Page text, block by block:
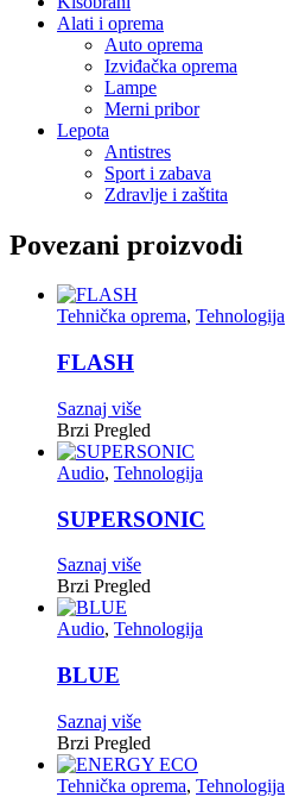
Alati i oprema
Auto oprema
Izviđačka oprema
Lampe
Merni pribor
Lepota
Antistres
Sport i zabava
Zdravlje i zaštita
Povezani proizvodi
Tehnička oprema, Tehnologija
FLASH
Saznaj više
Brzi Pregled
Audio, Tehnologija
SUPERSONIC
Saznaj više
Brzi Pregled
Audio, Tehnologija
BLUE
Saznaj više
Brzi Pregled
Tehnička oprema, Tehnologija